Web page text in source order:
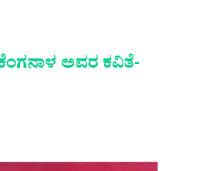
ಅವರ ಕವಿತೆ-